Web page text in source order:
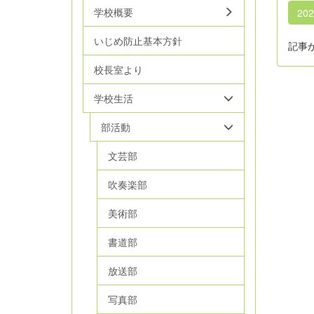
記事
学校概要
いじめ防止基本方針
校長室より
学校生活
部活動
文芸部
吹奏楽部
美術部
書道部
放送部
写真部